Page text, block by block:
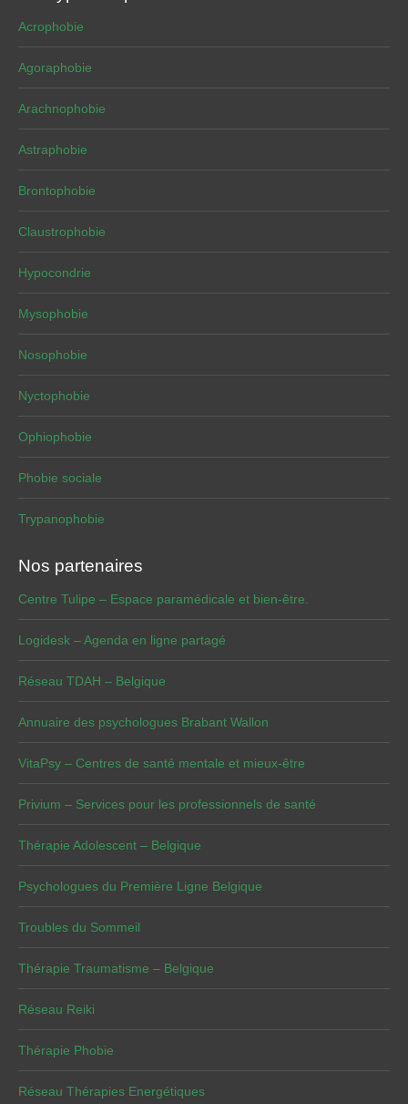
Acrophobie
Agoraphobie
Arachnophobie
Astraphobie
Brontophobie
Claustrophobie
Hypocondrie
Mysophobie
Nosophobie
Nyctophobie
Ophiophobie
Phobie sociale
Trypanophobie
Nos partenaires
Centre Tulipe – Espace paramédicale et bien-être.
Logidesk – Agenda en ligne partagé
Réseau TDAH – Belgique
Annuaire des psychologues Brabant Wallon
VitaPsy – Centres de santé mentale et mieux-être
Privium – Services pour les professionnels de santé
Thérapie Adolescent – Belgique
Psychologues du Première Ligne Belgique
Troubles du Sommeil
Thérapie Traumatisme – Belgique
Réseau Reiki
Thérapie Phobie
Réseau Thérapies Energétiques